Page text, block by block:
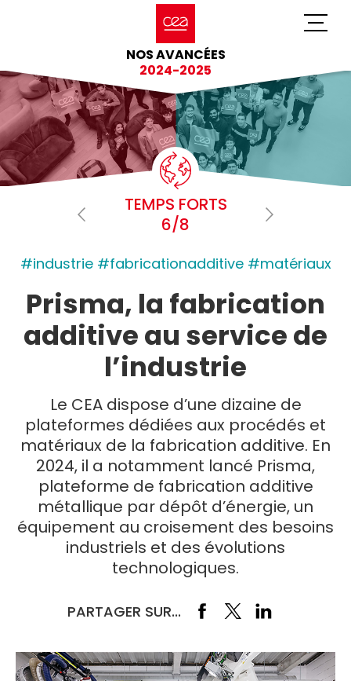
NOS AVANCÉES
2024-2025
TEMPS FORTS
6/8
#industrie #fabricationadditive #matériaux
Prisma, la fabrication
additive au service de
l’industrie
Le CEA dispose d’une dizaine de
plateformes dédiées aux procédés et
matériaux de la fabrication additive. En
2024, il a notamment lancé Prisma,
plateforme de fabrication additive
métallique par dépôt d’énergie, un
équipement au croisement des besoins
industriels et des évolutions
technologiques.
PARTAGER SUR...